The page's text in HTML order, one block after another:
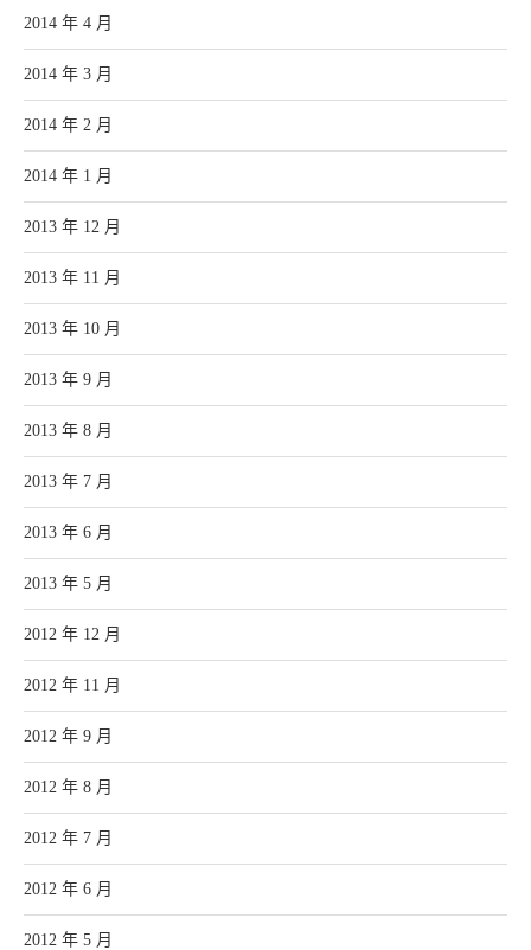
2014 年 4 月
2014 年 3 月
2014 年 2 月
2014 年 1 月
2013 年 12 月
2013 年 11 月
2013 年 10 月
2013 年 9 月
2013 年 8 月
2013 年 7 月
2013 年 6 月
2013 年 5 月
2012 年 12 月
2012 年 11 月
2012 年 9 月
2012 年 8 月
2012 年 7 月
2012 年 6 月
2012 年 5 月